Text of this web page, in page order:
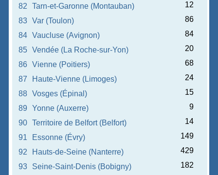
82
Tarn-et-Garonne (Montauban)
12
83
Var (Toulon)
86
84
Vaucluse (Avignon)
84
85
Vendée (La Roche-sur-Yon)
20
86
Vienne (Poitiers)
68
87
Haute-Vienne (Limoges)
24
88
Vosges (Épinal)
15
89
Yonne (Auxerre)
9
90
Territoire de Belfort (Belfort)
14
91
Essonne (Évry)
149
92
Hauts-de-Seine (Nanterre)
429
93
Seine-Saint-Denis (Bobigny)
182